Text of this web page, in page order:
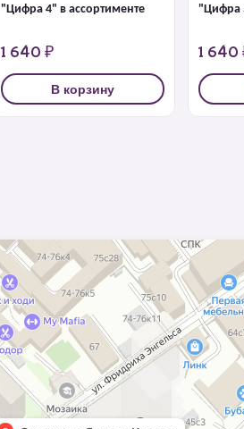
"Цифра 4" в ассортименте
1 640 ₽
В корзину
"Цифра
1 640